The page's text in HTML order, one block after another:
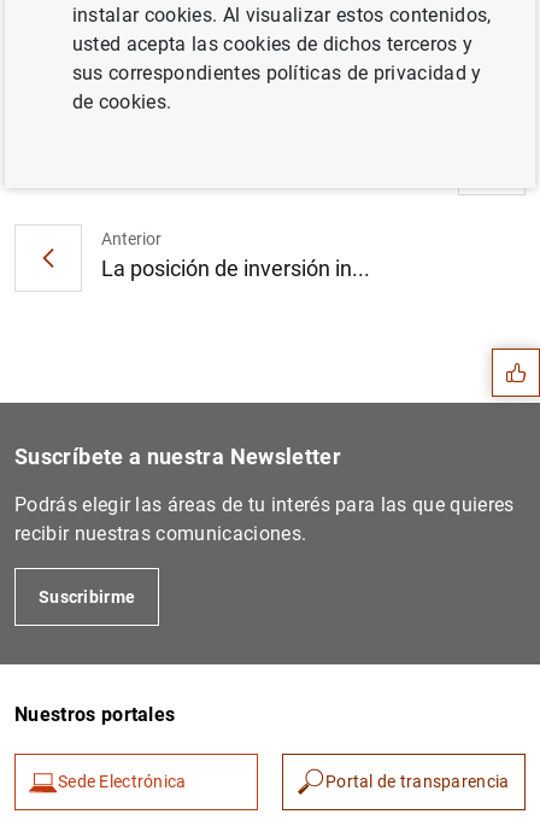
e impacto” (157KB)
Anterior
La posición de inversión in... Sugerencias
Suscríbete a nuestra Newsletter
Podrás elegir las áreas de tu interés para las que quieres
recibir nuestras comunicaciones.
Suscribirme
Nuestros portales
Sede Electrónica Portal de transparencia
instalar cookies. Al visualizar estos contenidos,
usted acepta las cookies de dichos terceros y
sus correspondientes políticas de privacidad y
de cookies.